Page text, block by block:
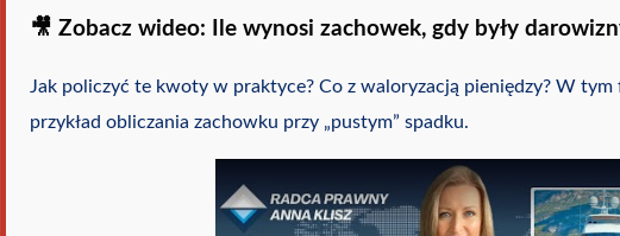
🎥 Zobacz wideo: Ile wynosi zachowek, gdy były
Jak policzyć te kwoty w praktyce? Co z waloryzacją pieniędzy? W
przykład obliczania zachowku przy „pustym” spadku.